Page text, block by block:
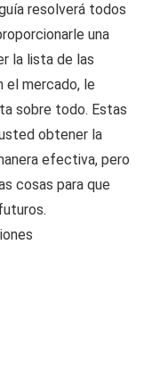
resolverá todos
una
la lista de las
el mercado, le
sobre todo. Estas
obtener la
efectiva, pero
cosas para que